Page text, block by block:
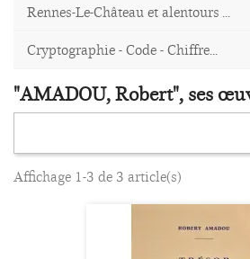
Rennes-Le-Château et alentours ...
Cryptographie - Code - Chiffre...
"AMADOU, Robert", ses
Affichage 1-3 de 3 article(s)